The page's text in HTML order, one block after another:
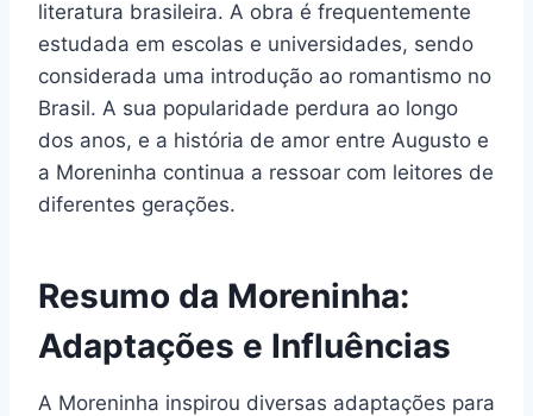
literatura brasileira. A obra é frequentemente
estudada em escolas e universidades, sendo
considerada uma introdução ao romantismo no
Brasil. A sua popularidade perdura ao longo
dos anos, e a história de amor entre Augusto e
a Moreninha continua a ressoar com leitores de
diferentes gerações.
Resumo da Moreninha:
Adaptações e Influências
A Moreninha inspirou diversas adaptações para